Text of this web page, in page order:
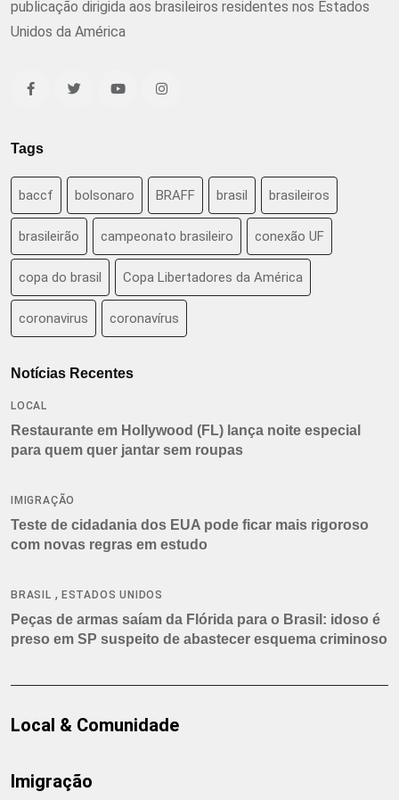
publicação dirigida aos brasileiros residentes nos Estados
Unidos da América
Tags
baccf bolsonaro BRAFF brasil brasileiros
brasileirão campeonato brasileiro conexão UF
copa do brasil Copa Libertadores da América
coronavirus coronavírus
Notícias Recentes
LOCAL
Restaurante em Hollywood (FL) lança noite especial
para quem quer jantar sem roupas
IMIGRAÇÃO
Teste de cidadania dos EUA pode ficar mais rigoroso
com novas regras em estudo
BRASIL , ESTADOS UNIDOS
Peças de armas saíam da Flórida para o Brasil: idoso é
preso em SP suspeito de abastecer esquema criminoso
Local & Comunidade
Imigração